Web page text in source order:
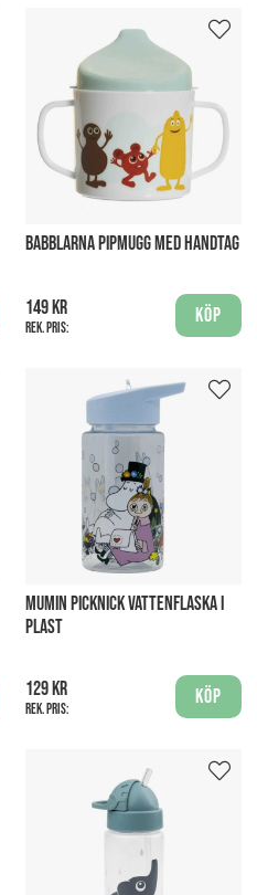
BABBLARNA PIPMUGG MED HANDTAG
149 kr
Rek. pris:
Köp
MUMIN PICKNICK VATTENFLASKA I
PLAST
129 kr
Rek. pris:
Köp